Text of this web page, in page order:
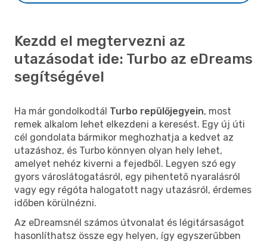
Kezdd el megtervezni az
utazásodat ide: Turbo az eDreams
segítségével
Ha már gondolkodtál Turbo repülőjegyein, most
remek alkalom lehet elkezdeni a keresést. Egy új úti
cél gondolata bármikor meghozhatja a kedvet az
utazáshoz, és Turbo könnyen olyan hely lehet,
amelyet nehéz kiverni a fejedből. Legyen szó egy
gyors városlátogatásról, egy pihentető nyaralásról
vagy egy régóta halogatott nagy utazásról, érdemes
időben körülnézni.
Az eDreamsnél számos útvonalat és légitársaságot
hasonlíthatsz össze egy helyen, így egyszerűbben